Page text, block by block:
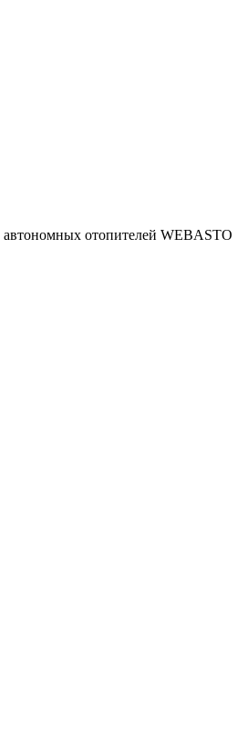
отопителей WEBASTO